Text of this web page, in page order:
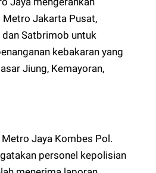
Jakarta Pusat,
Satbrimob untuk
kebakaran yang
Jiung, Kemayoran,
Jaya Kombes Pol.
personel kepolisian